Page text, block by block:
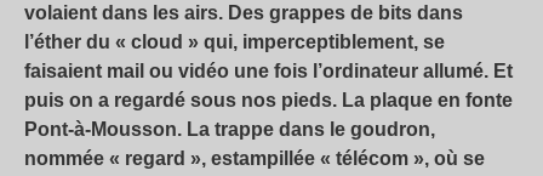
volaient dans les airs. Des grappes de bits dans
l’éther du « cloud » qui, imperceptiblement, se
faisaient mail ou vidéo une fois l’ordinateur allumé. Et
puis on a regardé sous nos pieds. La plaque en fonte
Pont-à-Mousson. La trappe dans le goudron,
nommée « regard », estampillée « télécom », où se